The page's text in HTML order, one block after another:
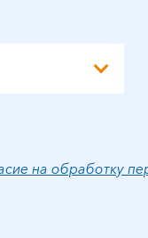
на обработку